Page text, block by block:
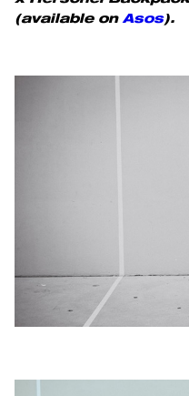
(available onAsos).